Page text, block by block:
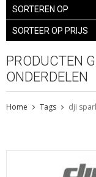
SORTEREN OP
SORTEER OP PRIJS
PRODUCTEN
ONDERDELEN
Home Tags dji